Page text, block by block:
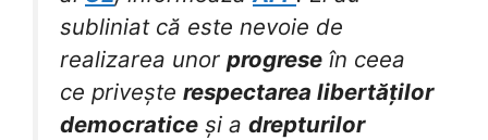
subliniat că este nevoie de
realizarea unor progrese în ceea
ce privește respectarea libertăților
democratice și a drepturilor